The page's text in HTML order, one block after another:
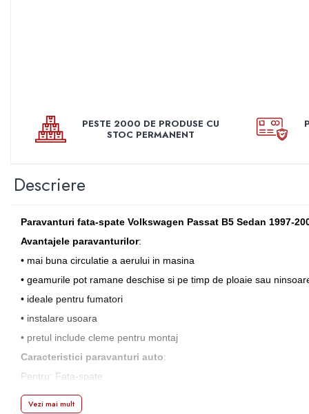
Masute de bord
Scrumiera
Volane sport
Accesorii remorca
Adaptator remorca
Cupla remorca
Gabarite
Stopuri remorca
Stop remorca bec
Aeroterma auto
Bare transversale
Capace janta aliaj
PESTE 2000 DE PRODUSE CU
STOC PERMANENT
Descriere
Paravanturi fata-spate Volkswagen Passat B5 Sedan 1997-
Avantajele paravanturilor:
• mai buna circulatie a aerului in masina
• geamurile pot ramane deschise si pe timp de ploaie sau
• ideale pentru fumatori
• instalare usoara
• pretul include cleme pentru montaj
Caracteristici paravanturi auto:
Pentru: Fata-spate
Mod de instalare: In chederul portierei cu cleme de tip U
Vezi mai mult